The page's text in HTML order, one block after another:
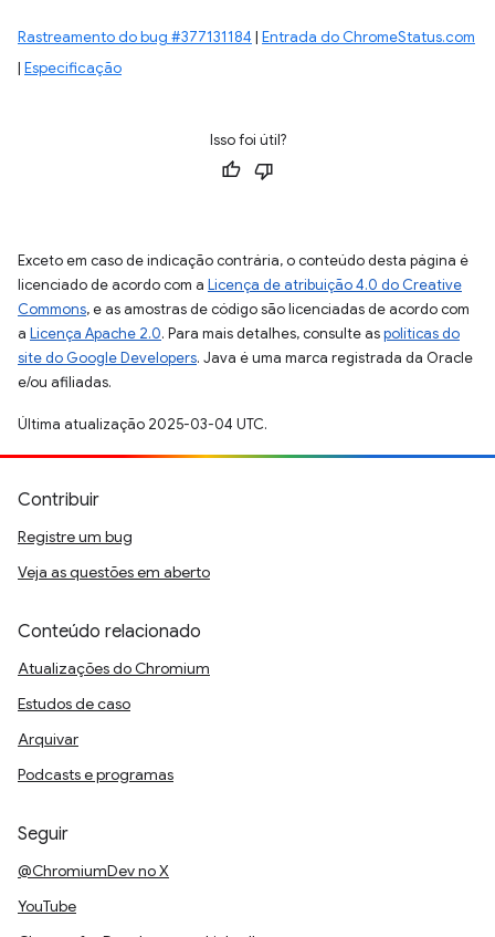
Rastreamento do bug #377131184 | Entrada do ChromeStatus.com
| Especificação
Isso foi útil?
Exceto em caso de indicação contrária, o conteúdo desta página é
licenciado de acordo com a Licença de atribuição 4.0 do Creative
Commons, e as amostras de código são licenciadas de acordo com
a Licença Apache 2.0. Para mais detalhes, consulte aspolíticas do
site do Google Developers. Java é uma marca registrada da Oracle
e/ou afiliadas.
Última atualização 2025-03-04 UTC.
Contribuir
Registre um bug
Veja as questões em aberto
Conteúdo relacionado
Atualizações do Chromium
Estudos de caso
Arquivar
Podcasts e programas
Seguir
@ChromiumDev no X
YouTube